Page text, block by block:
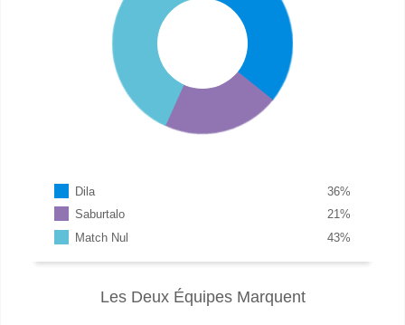
Dila %
36
Saburtalo
%
21
Match Nul
%
43
Les Deux Équipes Marquent